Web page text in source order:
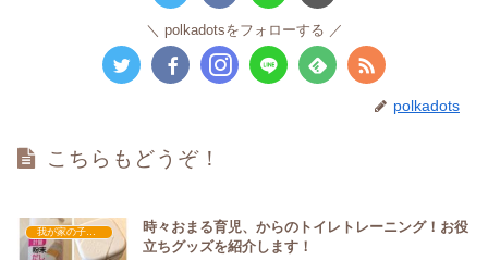
polkadotsをフォローする
polkadots
こちらもどうぞ！
我が家の子育て
時々おまる育児、からのトイレトレーニング！お役
立ちグッズを紹介します！